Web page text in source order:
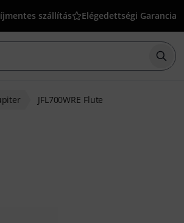
szállítás Elégedettségi Garancia
JFL700WRE Flute